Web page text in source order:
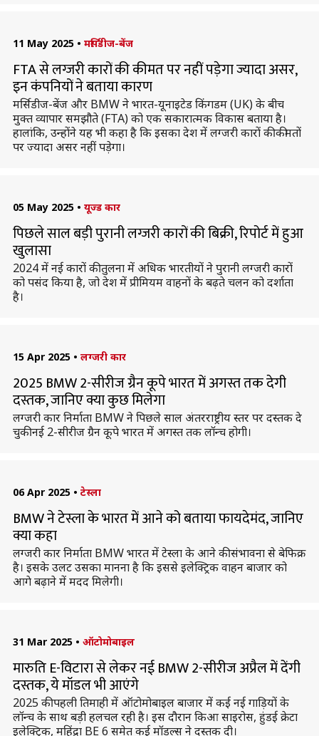
11 May 2025 • मर्सिडीज-बेंज
FTA से लग्जरी कारों की कीमत पर नहीं पड़ेगा ज्यादा असर,
इन कंपनियों ने बताया कारण
मर्सिडीज-बेंज और BMW ने भारत-यूनाइटेड किंगडम (UK) के बीच
मुक्त व्यापार समझौते (FTA) को एक सकारात्मक विकास बताया है।
हालांकि, उन्होंने यह भी कहा है कि इसका देश में लग्जरी कारों की कीमतों
पर ज्यादा असर नहीं पड़ेगा।
05 May 2025 • यूज्ड कार
पिछले साल बड़ी पुरानी लग्जरी कारों की बिक्री, रिपोर्ट में हुआ
खुलासा
2024 में नई कारों की तुलना में अधिक भारतीयों ने पुरानी लग्जरी कारों
को पसंद किया है, जो देश में प्रीमियम वाहनों के बढ़ते चलन को दर्शाता
है।
15 Apr 2025 • लग्जरी कार
2025 BMW 2-सीरीज ग्रैन कूपे भारत में अगस्त तक देगी
दस्तक, जानिए क्या कुछ मिलेगा
लग्जरी कार निर्माता BMW ने पिछले साल अंतरराष्ट्रीय स्तर पर दस्तक दे
चुकी नई 2-सीरीज ग्रैन कूपे भारत में अगस्त तक लॉन्च होगी।
06 Apr 2025 • टेस्ला
BMW ने टेस्ला के भारत में आने को बताया फायदेमंद, जानिए
क्या कहा
लग्जरी कार निर्माता BMW भारत में टेस्ला के आने की संभावना से बेफिक्र
है। इसके उलट उसका मानना है कि इससे इलेक्ट्रिक वाहन बाजार को
आगे बढ़ाने में मदद मिलेगी।
31 Mar 2025 • ऑटोमोबाइल
मारुति E-विटारा से लेकर नई BMW 2-सीरीज अप्रैल में देंगी
दस्तक, ये मॉडल भी आएंगे
2025 की पहली तिमाही में ऑटोमोबाइल बाजार में कई नई गाड़ियों के
लॉन्च के साथ बड़ी हलचल रही है। इस दौरान किआ साइरोस, हुंडई क्रेटा
इलेक्ट्रिक, महिंद्रा BE 6 समेत कई मॉडल्स ने दस्तक दी।